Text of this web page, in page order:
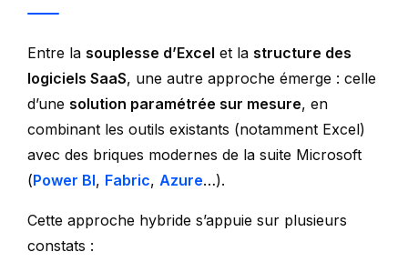
Entre la souplesse d’Excel et la structure des
logiciels SaaS, une autre approche émerge : celle
d’une solution paramétrée sur mesure, en
combinant les outils existants (notamment Excel)
avec des briques modernes de la suite Microsoft
(Power BI, Fabric, Azure…).
Cette approche hybride s’appuie sur plusieurs
constats :